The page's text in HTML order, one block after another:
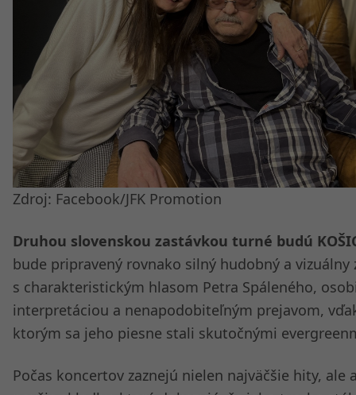
Zdroj: Facebook/JFK Promotion
Druhou slovenskou zastávkou turné budú
bude pripravený rovnako silný hudobný a vizuálny
s charakteristickým hlasom Petra Spáleného,
interpretáciou a nenapodobiteľným prejavom,
ktorým sa jeho piesne stali skutočnými
Počas koncertov zaznejú nielen najväčšie hity, ale